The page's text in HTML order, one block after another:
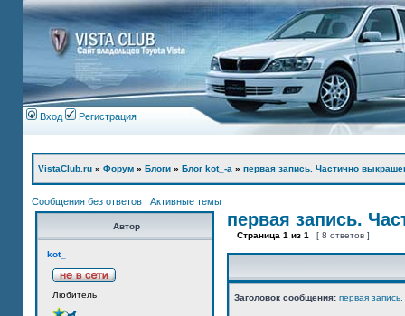
Вход Регистрация
VistaClub.ru » Форум » Блоги » Блог kot_-а » первая запись. Частично
Сообщения без ответов | Активные темы
Автор
kot_
Любитель
первая запись.
Страница 1 из 1 [ 8 ответов ]
Заголовок сообщения: первая